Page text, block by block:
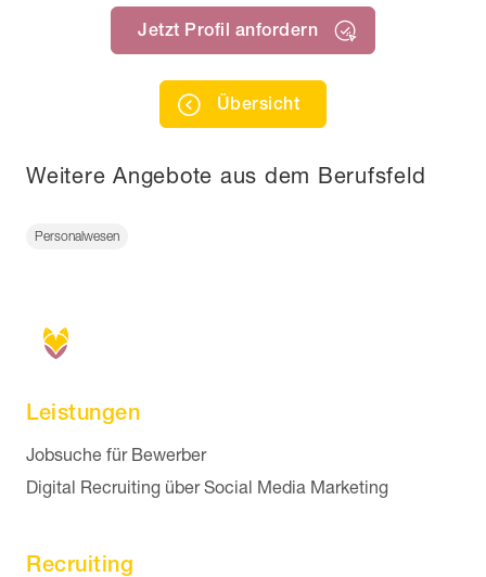
Jetzt Profil anfordern
Übersicht
Weitere Angebote aus dem Berufsfeld
Personalwesen
Leistungen
Navigation überspringen
Jobsuche für Bewerber
Digital Recruiting über Social Media Marketing
Recruiting